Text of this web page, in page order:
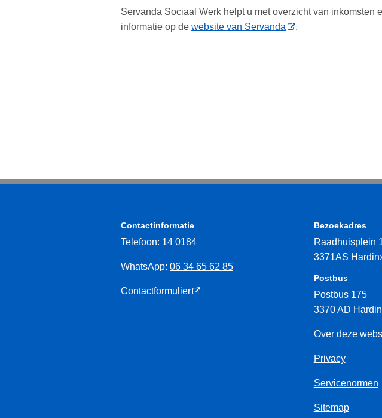
Servanda Sociaal Werk helpt u met overzicht van inkomsten
informatie op de website van Servanda .
Contactinformatie
Telefoon: 14 0184
WhatsApp: 06 34 65 62 85
Contactformulier
Bezoekadres
Raadhuisplein
3371AS
Postbus
Postbus 175
3370 AD
Over deze
Privacy
Servicenormen
Sitemap